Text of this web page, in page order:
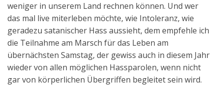
weniger in unserem Land rechnen können. Und wer
das mal live miterleben möchte, wie Intoleranz, wie
geradezu satanischer Hass aussieht, dem empfehle ich
die Teilnahme am Marsch für das Leben am
übernächsten Samstag, der gewiss auch in diesem Jahr
wieder von allen möglichen Hassparolen, wenn nicht
gar von körperlichen Übergriffen begleitet sein wird.